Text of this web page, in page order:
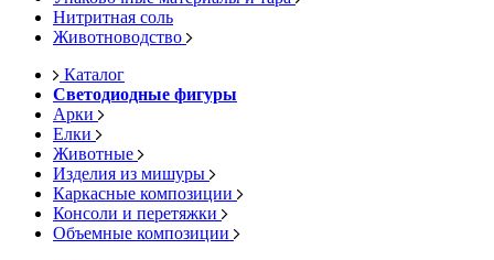
Нитритная соль
Животноводство
Каталог
Светодиодные фигуры
Арки
Елки
Животные
Изделия из мишуры
Каркасные композиции
Консоли и перетяжки
Объемные композиции